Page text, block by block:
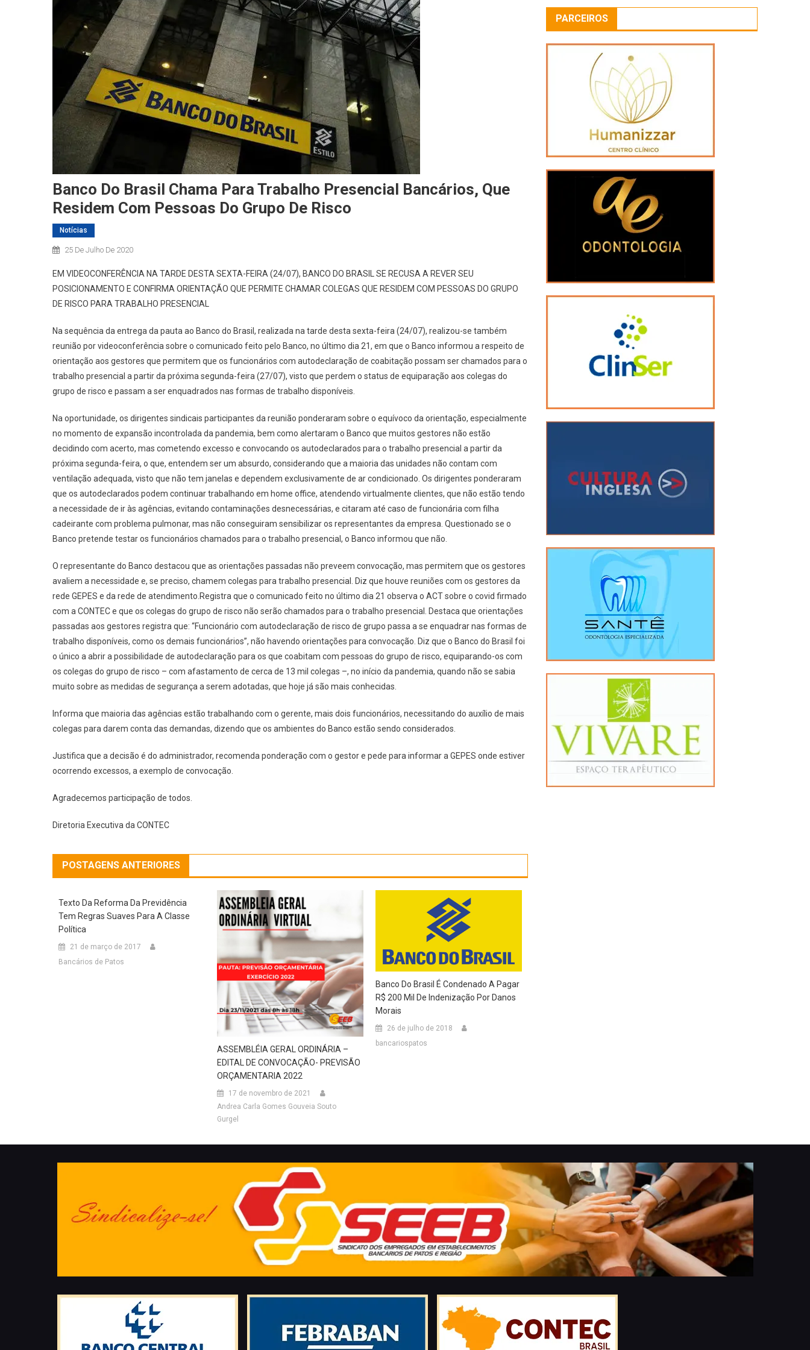
Banco Do Brasil Chama Para Trabalho Presencial Bancários, Que
Residem Com Pessoas Do Grupo De Risco
Notícias
25 De Julho De 2020
EM VIDEOCONFERÊNCIA NA TARDE DESTA SEXTA-FEIRA (24/07), BANCO DO BRASIL SE RECUSA A REVER SEU
POSICIONAMENTO E CONFIRMA ORIENTAÇÃO QUE PERMITE CHAMAR COLEGAS QUE RESIDEM COM PESSOAS DO GRUPO
DE RISCO PARA TRABALHO PRESENCIAL
Na sequência da entrega da pauta ao Banco do Brasil, realizada na tarde desta sexta-feira (24/07), realizou-se também
reunião por videoconferência sobre o comunicado feito pelo Banco, no último dia 21, em que o Banco informou a respeito de
orientação aos gestores que permitem que os funcionários com autodeclaração de coabitação possam ser chamados para o
trabalho presencial a partir da próxima segunda-feira (27/07), visto que perdem o status de equiparação aos colegas do
grupo de risco e passam a ser enquadrados nas formas de trabalho disponíveis.
Na oportunidade, os dirigentes sindicais participantes da reunião ponderaram sobre o equívoco da orientação, especialmente
no momento de expansão incontrolada da pandemia, bem como alertaram o Banco que muitos gestores não estão
decidindo com acerto, mas cometendo excesso e convocando os autodeclarados para o trabalho presencial a partir da
próxima segunda-feira, o que, entendem ser um absurdo, considerando que a maioria das unidades não contam com
ventilação adequada, visto que não tem janelas e dependem exclusivamente de ar condicionado. Os dirigentes ponderaram
que os autodeclarados podem continuar trabalhando em home office, atendendo virtualmente clientes, que não estão tendo
a necessidade de ir às agências, evitando contaminações desnecessárias, e citaram até caso de funcionária com filha
cadeirante com problema pulmonar, mas não conseguiram sensibilizar os representantes da empresa. Questionado se o
Banco pretende testar os funcionários chamados para o trabalho presencial, o Banco informou que não.
O representante do Banco destacou que as orientações passadas não preveem convocação, mas permitem que os gestores
avaliem a necessidade e, se preciso, chamem colegas para trabalho presencial. Diz que houve reuniões com os gestores da
rede GEPES e da rede de atendimento Registra que o comunicado feito no último dia 21 observa o ACT sobre o covid firmado
com a CONTEC e que os colegas do grupo de risco não serão chamados para o trabalho presencial. Destaca que orientações
passadas aos gestores registra que: “Funcionário com autodeclaração de risco de grupo passa a se enquadrarnas formas de
trabalho disponíveis, como os demais funcionários”, não havendo orientações para convocação Diz que o Banco do Brasil foi
o único a abrir a possibilidade de autodeclaração para os que coabitam com pessoas do grupo de risco, equiparando-os com
os colegas do grupo de risco – com afastamento de cerca de 13 mil colegas –, no início da pandemia, quando não se sabia
muito sobre as medidas de segurança a serem adotadas, que hoje já são mais conhecidas
Informa que maioria das agências estão trabalhando com o gerente, mais dois funcionários, necessitando do auxílio de mais
colegas para darem conta das demandas, dizendo que os ambientes do Banco estão sendo considerados
Justifica que a decisão é do administrador, recomenda ponderação com o gestore pede para informara GEPES onde estiver
ocorrendo excessos, a exemplo de convocação.
Agradecemos participação de todos
Diretoria Executiva da CONTEC
POSTAGENS ANTERIORES
Texto Da Reforma Da Previdência
Tem Regras Suaves Para A Classe
Política
21 de março de 2017
Bancários de Patos
ASSEMBLÉIA GERAL ORDINÁRIA –
EDITAL DE CONVOCAÇÃO- PREVISÃO
ORÇAMENTARIA 2022
17 de novembro de 2021
Andrea Carla Gomes Gouveia Souto
Gurgel
Banco Do Brasil É Condenado A Pagar
R$ 200 Mil De Indenização Por Danos
Morais
26 de julho de 2018
bancariospatos
PARCEIROS